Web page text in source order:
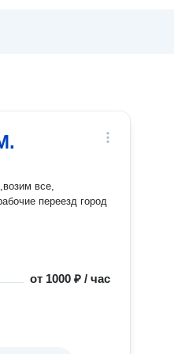
все,
переезд город
от 1000 ₽ / час